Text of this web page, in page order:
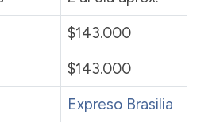
$143.000
$143.000
Expreso Brasilia